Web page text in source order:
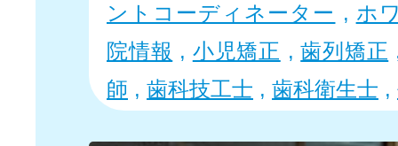
ントコーディネーター , ホ
院情報 , 小児矯正 ,歯列矯正
師 , 歯科技工士 , 歯科衛生士 ,